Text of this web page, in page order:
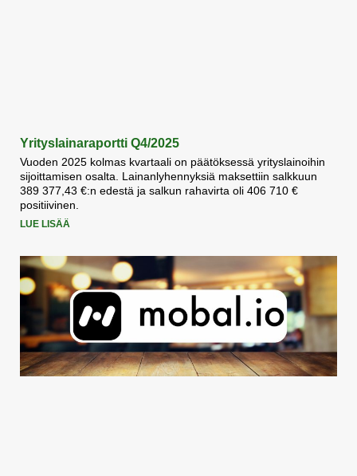
Yrityslainaraportti Q4/2025
Vuoden 2025 kolmas kvartaali on päätöksessä yrityslainoihin
sijoittamisen osalta. Lainanlyhennyksiä maksettiin salkkuun
389 377,43 €:n edestä ja salkun rahavirta oli 406 710 €
positiivinen.
LUE LISÄÄ